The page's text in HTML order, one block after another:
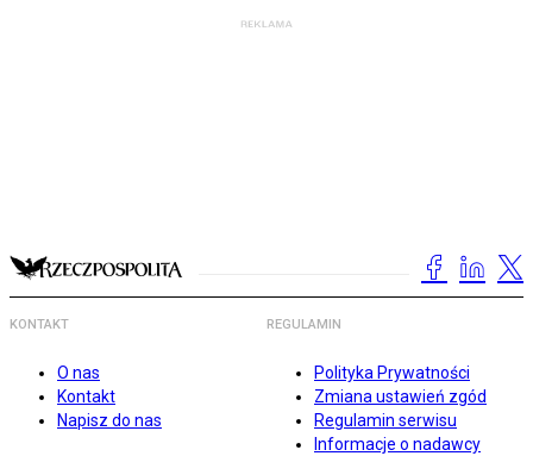
KONTAKT
O nas
Kontakt
Napisz do nas
REGULAMIN
Polityka Prywatności
Zmiana ustawień zgód
Regulamin serwisu
Informacje o nadawcy